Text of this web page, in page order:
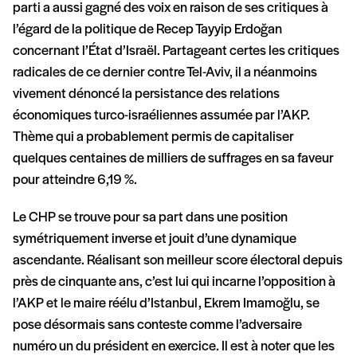
parti a aussi gagné des voix en raison de ses critiques à
l’égard de la politique de Recep Tayyip Erdoğan
concernant l’État d’Israël. Partageant certes les critiques
radicales de ce dernier contre Tel-Aviv, il a néanmoins
vivement dénoncé la persistance des relations
économiques turco-israéliennes assumée par l’AKP.
Thème qui a probablement permis de capitaliser
quelques centaines de milliers de suffrages en sa faveur
pour atteindre 6,19 %.
Le CHP se trouve pour sa part dans une position
symétriquement inverse et jouit d’une dynamique
ascendante. Réalisant son meilleur score électoral depuis
près de cinquante ans, c’est lui qui incarne l’opposition à
l’AKP et le maire réélu d’Istanbul, Ekrem Imamoğlu, se
pose désormais sans conteste comme l’adversaire
numéro un du président en exercice. Il est à noter que les